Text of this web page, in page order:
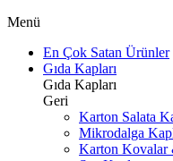
Menü
En Çok Satan Ürünler
Gıda Kapları
Gıda Kapları
Geri
Karton Salata
Mikrodalga
Karton Kovalar